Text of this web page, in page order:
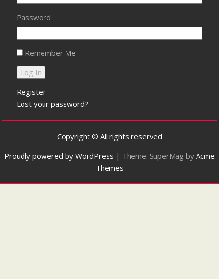
Password
Remember Me
Register
Lost your password?
Copyright © All rights reserved
Proudly powered by WordPress | Theme: SuperMag by Acme
Themes